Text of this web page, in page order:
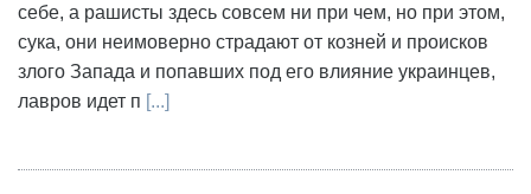
себе, а рашисты здесь совсем ни при чем, но при этом,
сука, они неимоверно страдают от козней и происков
злого Запада и попавших под его влияние украинцев,
лавров идет п [...]